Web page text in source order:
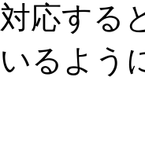
対応する
いるよう